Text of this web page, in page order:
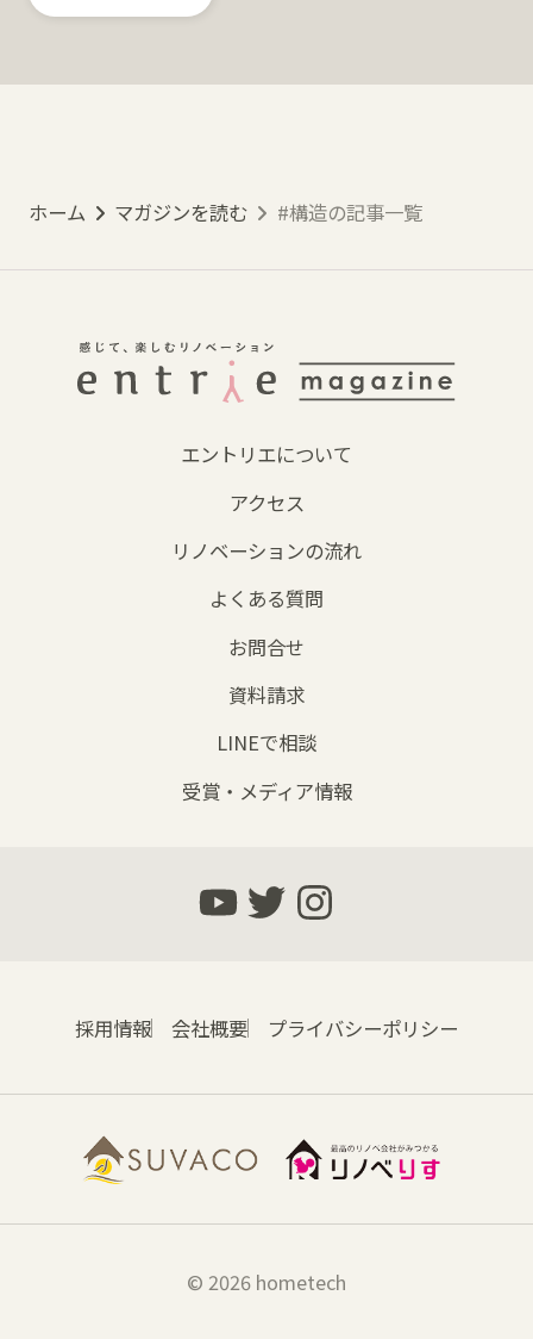
ホーム マガジンを読む #構造の記事一覧
エントリエについて
アクセス
リノベーションの流れ
よくある質問
お問合せ
資料請求
LINEで相談
受賞・メディア情報
採用情報 会社概要 プライバシーポリシー
© 2026 hometech